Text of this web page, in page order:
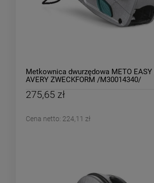
Metkownica dwurzędowa METO
AVERY ZWECKFORM /M30014340/
275,65 zł
Cena netto: 224,11 zł